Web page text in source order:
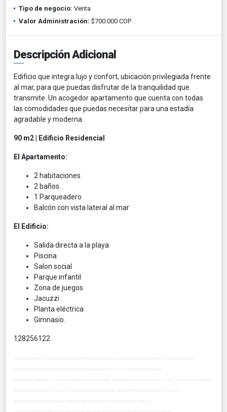
Tipo de negocio: Venta
Valor Administración: $700.000 COP
Descripción Adicional
Edificio que integra lujo y confort, ubicación privilegiada frente
al mar, para que puedas disfrutar de la tranquilidad que
transmite. Un acogedor apartamento que cuenta con todas
las comodidades que puedas necesitar para una estadía
agradable y moderna.
90 m2 | Edificio Residencial
El Apartamento:
2 habitaciones
2 baños
1 Parqueadero
Balcón con vista lateral al mar
El Edificio:
Salida directa a la playa
Piscina
Salon social
Parque infantil
Zona de juegos
Jacuzzi
Planta eléctrica
Gimnasio.
128256122